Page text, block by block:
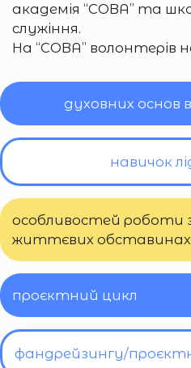
академія “СОВА” та
служіння.
На “СОВА” волонтерів
духовних основ
навичок
особливостей роботи
життєвих обставинах
фандрейзингу/
проєктний цикл